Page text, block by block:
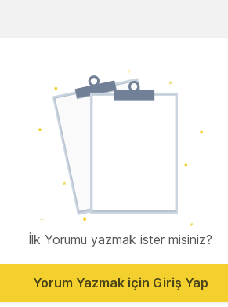
İlk Yorumu yazmak ister misiniz?
Yorum Yazmak için Giriş Yap